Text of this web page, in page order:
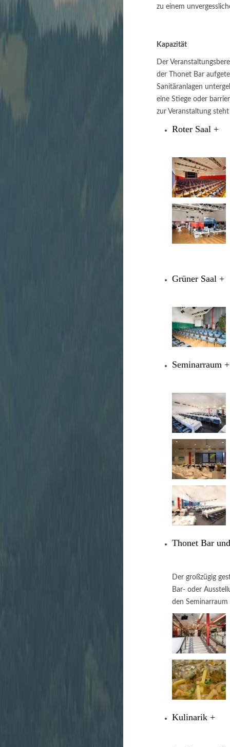
zu einem
Kapazität
Der
der Thonet Bar
Sanitäranlagen
eine Stiege oder
zur Veranstaltung
Roter Saal +
Grüner Saal +
Seminarraum +
Thonet Bar
Der großzügig
Bar- oder
den
Kulinarik +